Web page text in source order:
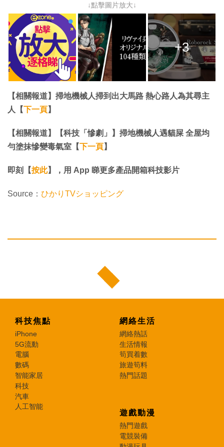
↓點擊圖片放大↓
+3
【相關報道】掃地機械人掃到出大馬路 熱心路人為其尋主
人【下一頁】
【相關報道】【科技「慘劇」】掃地機械人遇貓屎 全屋均
勻塗抹慘變毒氣室【下一頁】
即刻【按此】，用 App 睇更多產品開箱科技影片
Source： ひかりTVショッピング
科技焦點
iPhone
5G流動
電腦
數碼
智能家居
科技
汽車
人工智能
網絡生活
網絡熱話
生活情報
筍買着數
旅遊筍料
熱門話題
遊戲動漫
熱門遊戲
電競裝備